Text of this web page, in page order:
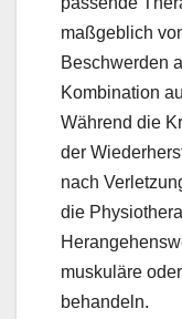
maßgeblich
Beschwerden
Kombination
Während die
der
nach
die
muskuläre
behandeln.